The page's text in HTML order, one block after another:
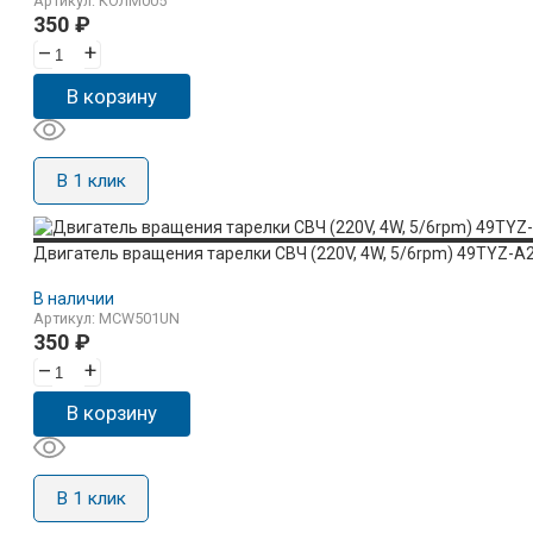
350 ₽
–
+
В корзину
В 1 клик
Двигатель вращения тарелки СВЧ (220V, 4W, 5/6rpm) 49TYZ-
В наличии
Артикул: MCW501UN
350 ₽
–
+
В корзину
В 1 клик